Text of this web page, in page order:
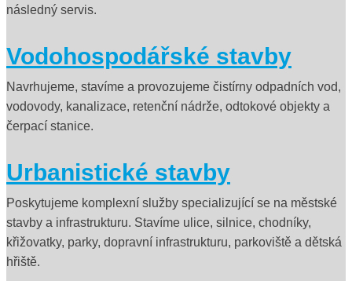
následný servis.
Vodohospodářské stavby
Navrhujeme, stavíme a provozujeme čistírny odpadních vod,
vodovody, kanalizace, retenční nádrže, odtokové objekty a
čerpací stanice.
Urbanistické stavby
Poskytujeme komplexní služby specializující se na městské
stavby a infrastrukturu. Stavíme ulice, silnice, chodníky,
křižovatky, parky, dopravní infrastrukturu, parkoviště a dětská
hřiště.